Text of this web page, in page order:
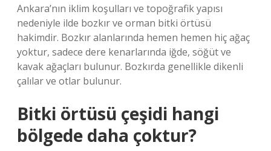
Ankara’nın iklim koşulları ve topoğrafik yapısı
nedeniyle ilde bozkır ve orman bitki örtüsü
hakimdir. Bozkır alanlarında hemen hemen hiç ağaç
yoktur, sadece dere kenarlarında iğde, söğüt ve
kavak ağaçları bulunur. Bozkırda genellikle dikenli
çalılar ve otlar bulunur.
Bitki örtüsü çeşidi hangi
bölgede daha çoktur?